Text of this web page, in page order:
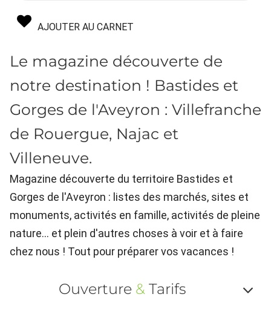
AJOUTER AU CARNET
Le magazine découverte de
notre destination ! Bastides et
Gorges de l'Aveyron : Villefranche
de Rouergue, Najac et
Villeneuve.
Magazine découverte du territoire Bastides et
Gorges de l'Aveyron : listes des marchés, sites et
monuments, activités en famille, activités de pleine
nature... et plein d'autres choses à voir et à faire
chez nous ! Tout pour préparer vos vacances !
Ouverture & Tarifs